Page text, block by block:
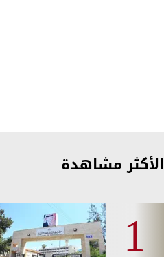
الأكثر مشاهدة